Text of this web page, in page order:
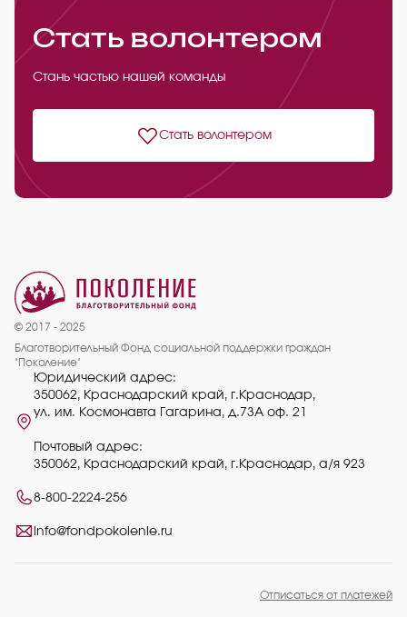
Стать волонтером
Стань частью нашей команды
Стать волонтером
© 2017 - 2025
Благотворительный Фонд социальной поддержки граждан
"Поколение"
Юридический адрес:
350062, Краснодарский край, г.Краснодар,
ул. им. Космонавта Гагарина, д.73А оф. 21
Почтовый адрес:
350062, Краснодарский край, г.Краснодар, а/я 923
8-800-2224-256
info@fondpokolenie.ru
Отписаться от платежей